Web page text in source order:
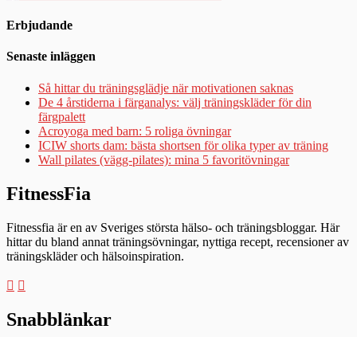
Erbjudande
Senaste inläggen
Så hittar du träningsglädje när motivationen saknas
De 4 årstiderna i färganalys: välj träningskläder för din
färgpalett
Acroyoga med barn: 5 roliga övningar
ICIW shorts dam: bästa shortsen för olika typer av träning
Wall pilates (vägg-pilates): mina 5 favoritövningar
FitnessFia
Fitnessfia är en av Sveriges största hälso- och träningsbloggar. Här
hittar du bland annat träningsövningar, nyttiga recept, recensioner av
träningskläder och hälsoinspiration.
Snabblänkar